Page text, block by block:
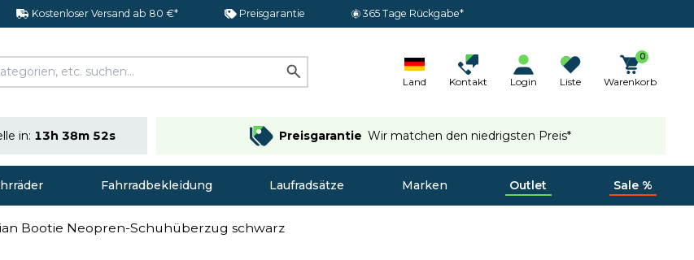
Kostenloser Versand ab 80 €* Preisgarantie 365 Tage Rückgabe*
Land Kontakt Login Liste
0
Warenkorb
in: 13h 38m 51s Preisgarantie Wir matchen den niedrigsten Preis*
Fahrradbekleidung Laufradsätze Marken Outlet Sale %
Bootie Neopren-Schuhüberzug schwarz